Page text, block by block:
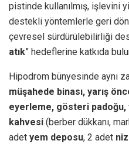
pistinde kullanılmış, işlevini
destekli yöntemlerle geri
çevresel sürdürülebilirliği
atık” hedeflerine katkıda
Hipodrom bünyesinde aynı
müşahede binası, yarış
eyerleme, gösteri padoğu,
kahvesi (berber dükkanı,
adet yem deposu, 2 adet